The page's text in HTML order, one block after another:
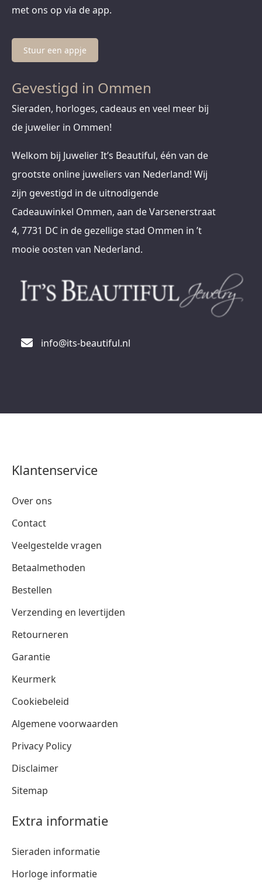
met ons op via de app.
Stuur een appje
Gevestigd in Ommen
Sieraden, horloges, cadeaus en veel meer bij
de juwelier in Ommen!
Welkom bij Juwelier It’s Beautiful, één van de
grootste online juweliers van Nederland! Wij
zijn gevestigd in de uitnodigende
Cadeauwinkel Ommen, aan de Varsenerstraat
4, 7731 DC in de gezellige stad Ommen in ’t
mooie oosten van Nederland.
info@its-beautiful.nl
Klantenservice
Over ons
Contact
Veelgestelde vragen
Betaalmethoden
Bestellen
Verzending en levertijden
Retourneren
Garantie
Keurmerk
Cookiebeleid
Algemene voorwaarden
Privacy Policy
Disclaimer
Sitemap
Extra informatie
Sieraden informatie
Horloge informatie